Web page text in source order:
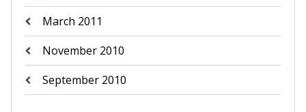
March 2011
November 2010
September 2010